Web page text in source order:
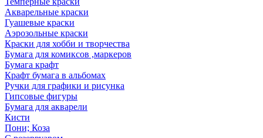
Акварельные краски
Гуашевые краски
Аэрозольные краски
Краски для хобби и творчества
Бумага для комиксов ,маркеров
Бумага крафт
Крафт бумага в альбомах
Ручки для графики и рисунка
Гипсовые фигуры
Бумага для акварели
Кисти
Пони; Коза